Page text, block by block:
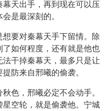
天出手，再到现在可以压
是最深刻的。
要对秦幕天手下留情。除
如何程度，还有就是他也
干掉秦幕天，最多只是让
防来自邢曦的偷袭。
色，邢曦必定不会动手。
空轮，就是偷袭他。宁城